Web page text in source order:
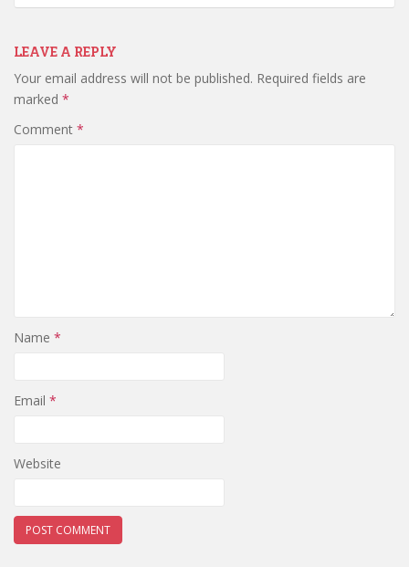
LEAVE A REPLY
Your email address will not be published. Required fields are
marked *
Comment *
Name *
Email *
Website